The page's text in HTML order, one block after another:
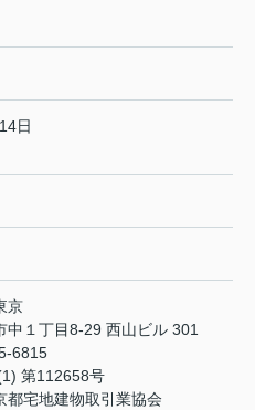
日
京
中１丁目8-29 西山ビル 301
6815
第112658号
都宅地建物取引業協会